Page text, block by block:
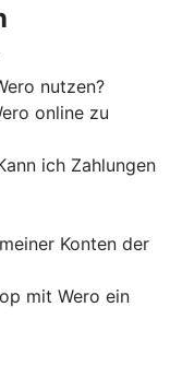
nutzen?
online zu
ich Zahlungen
Konten der
mit Wero ein